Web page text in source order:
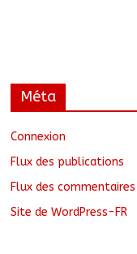
Méta
Connexion
Flux des publications
Flux des commentaires
Site de WordPress-FR